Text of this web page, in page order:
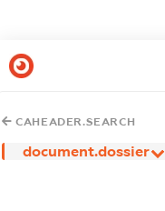
CAHEADER.SEARCH
document.dossier